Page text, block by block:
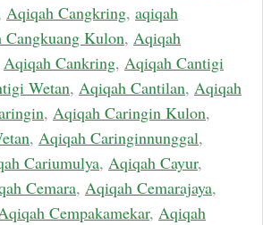
Aqiqah Cangkring, aqiqah
Cangkuang Kulon, Aqiqah
Aqiqah Cankring, Aqiqah Cantigi
Wetan, Aqiqah Cantilan, Aqiqah
, Aqiqah Caringin Kulon,
, Aqiqah Caringinnunggal,
Cariumulya, Aqiqah Cayur,
Cemara, Aqiqah Cemarajaya,
Cempakamekar, Aqiqah